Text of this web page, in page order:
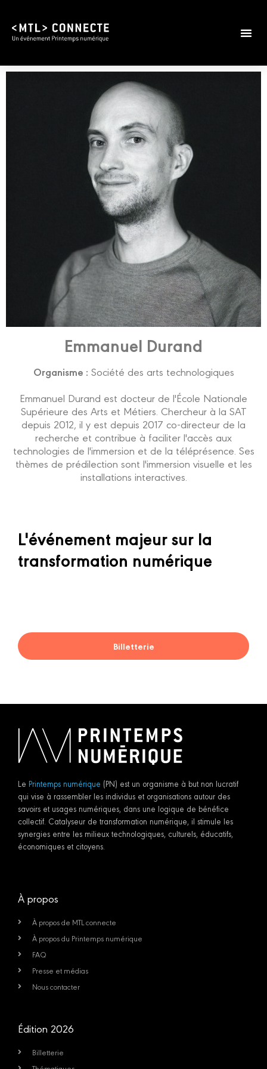
Emmanuel Durand
Organisme : Société des arts technologiques
Emmanuel Durand est docteur de l'École Nationale
Supérieure des Arts et Métiers. Chercheur à la SAT
depuis 2012, il y est depuis 2017 co-directeur de la
recherche et contribue à faciliter l'accès aux
technologies de l'immersion et de la téléprésence. Ses
thèmes de prédilection sont l'immersion visuelle et les
installations interactives.
L'événement majeur sur la
transformation numérique
Billetterie
Le Printemps numérique (PN) est un organisme à but non lucratif
qui vise à rassembler les individus et organisations autour des
savoirs et usages numériques, dans une logique de bénéfice
collectif. Catalyseur de transformation numérique, il stimule les
synergies entre les milieux technologiques, culturels, éducatifs,
économiques et citoyens.
À propos
À propos de MTL connecte
À propos du Printemps numérique
FAQ
Presse et médias
Nous contacter
Édition 2026
Billetterie